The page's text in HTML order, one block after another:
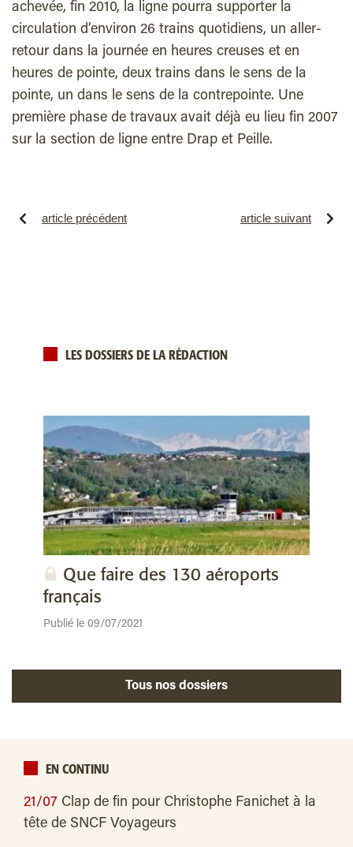
achevée, fin 2010, la ligne pourra supporter la
circulation d’environ 26 trains quotidiens, un aller-
retour dans la journée en heures creuses et en
heures de pointe, deux trains dans le sens de la
pointe, un dans le sens de la contrepointe. Une
première phase de travaux avait déjà eu lieu fin 2007
sur la section de ligne entre Drap et Peille.
article précédent article suivant
LES DOSSIERS DE LA RÉDACTION
Que faire des 130 aéroports
français
Publié le 09/07/2021
Tous nos dossiers
EN CONTINU
21/07 Clap de fin pour Christophe Fanichet à la
tête de SNCF Voyageurs